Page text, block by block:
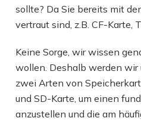
sollte? Da Sie bereits mit
vertraut sind, z.B. CF-Karte,
Keine Sorge, wir wissen
wollen. Deshalb werden
zwei Arten von
und SD-Karte, um einen
anzustellen und die am